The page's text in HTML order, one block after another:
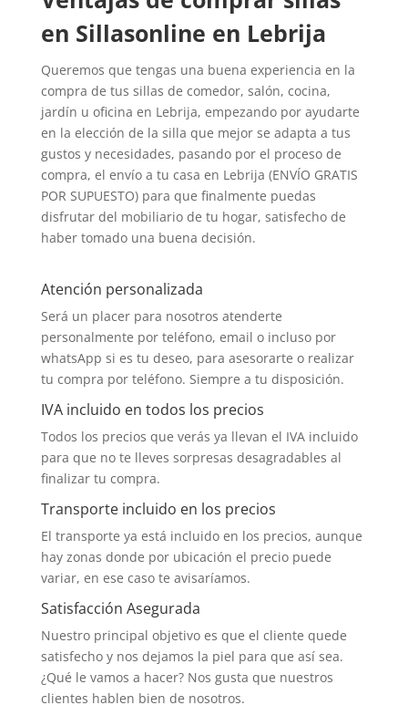
en Sillasonline en Lebrija
Queremos que tengas una buena experiencia en la
compra de tus sillas de comedor, salón, cocina,
jardín u oficina en Lebrija, empezando por ayudarte
en la elección de la silla que mejor se adapta a tus
gustos y necesidades, pasando por el proceso de
compra, el envío a tu casa en Lebrija (ENVÍO GRATIS
POR SUPUESTO) para que finalmente puedas
disfrutar del mobiliario de tu hogar, satisfecho de
haber tomado una buena decisión.
Atención personalizada
Será un placer para nosotros atenderte
personalmente por teléfono, email o incluso por
whatsApp si es tu deseo, para asesorarte o realizar
tu compra por teléfono. Siempre a tu disposición.
IVA incluido en todos los precios
Todos los precios que verás ya llevan el IVA incluido
para que no te lleves sorpresas desagradables al
finalizar tu compra.
Transporte incluido en los precios
El transporte ya está incluido en los precios, aunque
hay zonas donde por ubicación el precio puede
variar, en ese caso te avisaríamos.
Satisfacción Asegurada
Nuestro principal objetivo es que el cliente quede
satisfecho y nos dejamos la piel para que así sea.
¿Qué le vamos a hacer? Nos gusta que nuestros
clientes hablen bien de nosotros.